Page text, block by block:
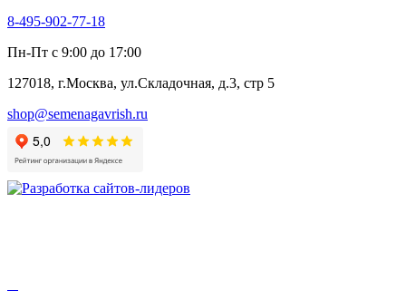
8-495-902-77-18
Пн-Пт с 9:00 до 17:00
127018, г.Москва, ул.Складочная, д.3, стр 5
shop@semenagavrish.ru